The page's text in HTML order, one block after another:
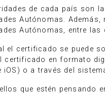
de cada país son
Autónomas.
Autónomas, entre
el certificado se puede
certificado en formato
iOS) o a través del
que estén pensando